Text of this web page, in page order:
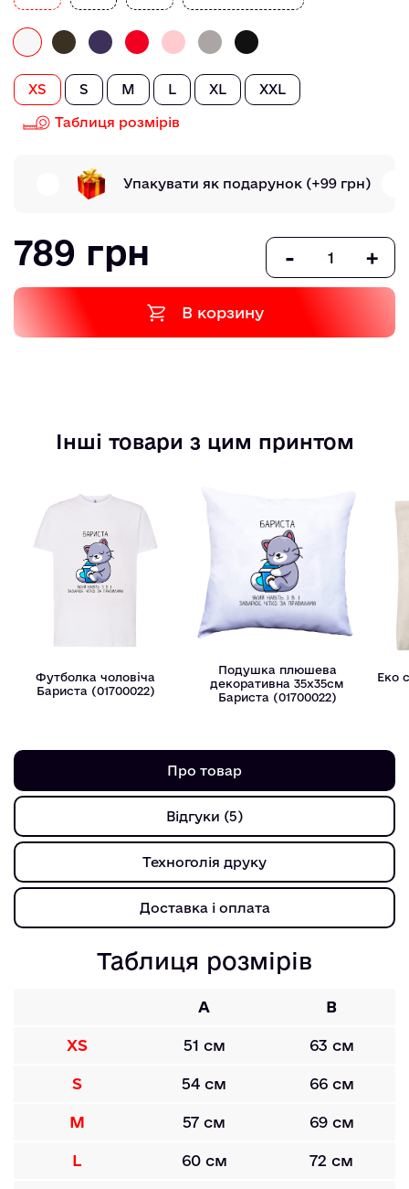
XS S M L XL XXL
Таблиця розмірів
Упакувати як подарунок (+99 грн)
789 грн - +
В корзину
Інші товари з цим принтом
Футболка чоловіча
Бариста (01700022)
Подушка плюшева
декоративна 35х35см
Бариста (01700022)
Еко
Про товар
Відгуки (5)
Техноголія друку
Доставка і оплата
Таблиця розмірів
A B
XS 51 см 63 см
S 54 см 66 см
M 57 см 69 см
L 60 см 72 см